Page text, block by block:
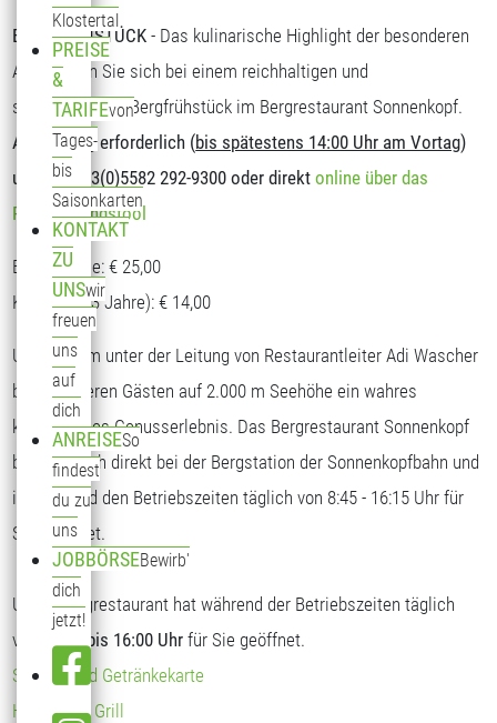
Klostertal
PREISE
&
TARIFEvon
Tages-
bis
Saisonkarten
KONTAKT
ZU
UNSwir
freuen
uns
auf
dich
ANREISESo
findest
du zu
uns
JOBBÖRSEBewirb'
dich
jetzt!
BERGFRÜHSTÜCK - Das kulinarische Highlight der besonderen
Art. Stärken Sie sich bei einem reichhaltigen und
schmackhaften Bergfrühstück im Bergrestaurant Sonnenkopf.
Anmeldung erforderlich (bis spätestens 14:00 Uhr am Vortag)
unter T: +43(0)5582 292-9300 oder direktonline über das
Reservierungstool
Erwachsene: € 25,00
Kinder (5-13 Jahre): € 14,00
Unser Team unter der Leitung von Restaurantleiter Adi Wascher
bietet unseren Gästen auf 2.000 m Seehöhe ein wahres
kulinarisches Genusserlebnis. Das Bergrestaurant Sonnenkopf
befindet sich direkt bei der Bergstation der Sonnenkopfbahn und
ist während den Betriebszeiten täglich von 8:45 - 16:15 Uhr für
Sie geöffnet.
Unser Bergrestaurant hat während der Betriebszeiten täglich
von
09:00 bis 16:00 Uhr für Sie geöffnet.
Speise- und Getränkekarte
Hendl vom Grill